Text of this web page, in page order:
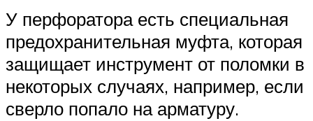
У перфоратора есть специальная
предохранительная муфта, которая
защищает инструмент от поломки в
некоторых случаях, например, если
сверло попало на арматуру.